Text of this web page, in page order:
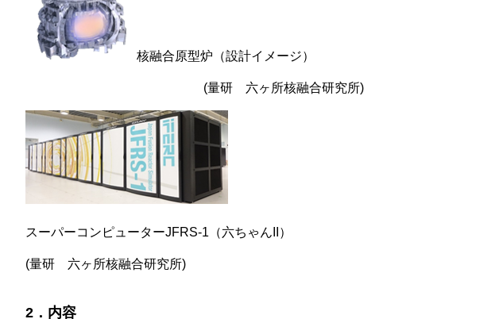
核融合原型炉（設計イメージ）
(量研 六ヶ所核融合研究所)
スーパーコンピューターJFRS-1（六ちゃんII）
(量研 六ヶ所核融合研究所)
2．内容